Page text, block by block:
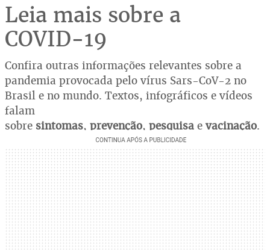
Leia mais sobre a
COVID-19
Confira outras informações relevantes sobre a
pandemia provocada pelo vírus Sars-CoV-2 no
Brasil e no mundo. Textos, infográficos e vídeos
falam
sobre sintomas, prevenção, pesquisa e vacinação.